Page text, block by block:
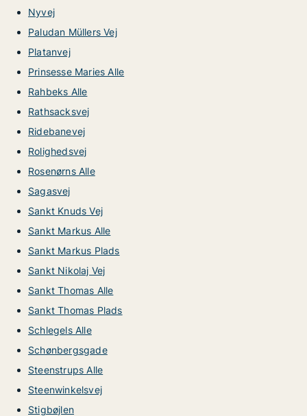
Nyvej
Paludan Müllers Vej
Platanvej
Prinsesse Maries Alle
Rahbeks Alle
Rathsacksvej
Ridebanevej
Rolighedsvej
Rosenørns Alle
Sagasvej
Sankt Knuds Vej
Sankt Markus Alle
Sankt Markus Plads
Sankt Nikolaj Vej
Sankt Thomas Alle
Sankt Thomas Plads
Schlegels Alle
Schønbergsgade
Steenstrups Alle
Steenwinkelsvej
Stigbøjlen